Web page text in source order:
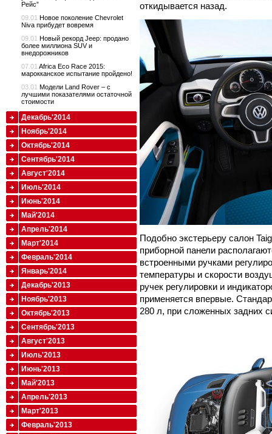
откидывается назад.
Подобно экстерьеру салон
приборной панели
встроенными ручками
температуры и скорости
ручек регулировки и
применяется впервые.
280 л, при сложенных задних
Рейс”
09.01 Новое поколение Chevrolet
Niva прибудет вовремя
09.01 Новый рекорд Jeep: продано
более миллиона SUV и
внедорожников
07.01 Africa Eco Race 2015:
марокканское испытание пройдено!
03.01 Модели Land Rover – с
лучшими показателями остаточной
стоимости
Декабрь'2014
Ноябрь'2014
Октябрь'2014
Сентябрь'2014
Август'2014
Июль'2014
Июнь'2014
Май'2014
Апрель'2014
Март'2014
Февраль'2014
Январь'2014
Декабрь'2013
Ноябрь'2013
Октябрь'2013
Сентябрь'2013
Август'2013
Июль'2013
Июнь'2013
Май'2013
Апрель'2013
Март'2013
Февраль'2013